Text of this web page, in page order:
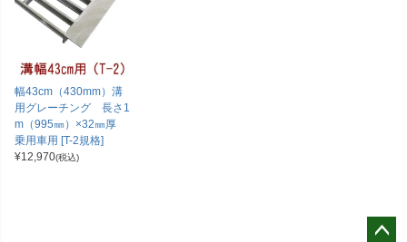
幅43cm（430mm）溝
用グレーチング 長さ1
m（995㎜）×32㎜厚
乗用車用 [T-2規格]
¥12,970(税込)